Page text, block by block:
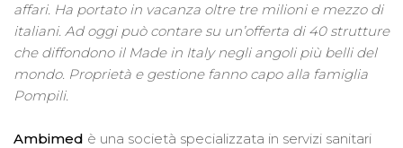
affari. Ha portato in vacanza oltre tre milioni e mezzo di
italiani. Ad oggi può contare su un’offerta di 40 strutture
che diffondono il Made in Italy negli angoli più belli del
mondo. Proprietà e gestione fanno capo alla famiglia
Pompili.
Ambimed è una società specializzata in servizi sanitari